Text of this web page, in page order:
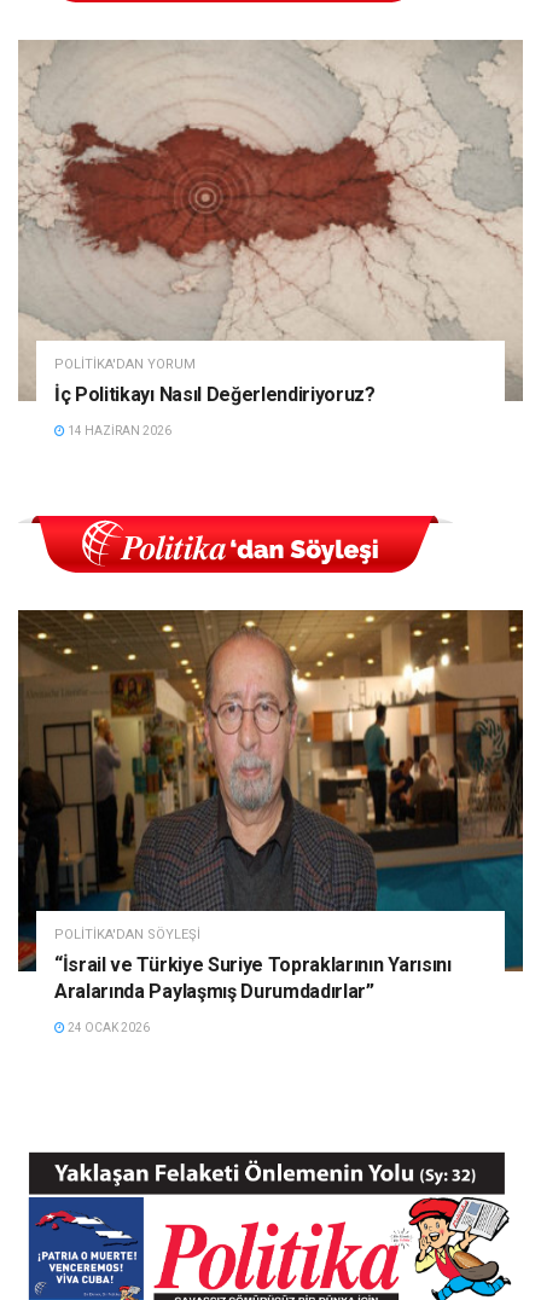
POLITIKA'DAN YORUM
İç Politikayı Nasıl Değerlendiriyoruz?
14 HAZIRAN 2026
POLITIKA'DAN SÖYLEŞI
“İsrail ve Türkiye Suriye Topraklarının Yarısını
Aralarında Paylaşmış Durumdadırlar”
24 OCAK 2026